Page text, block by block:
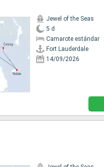
Jewel of the Seas
5 d
Camarote estándar
Fort Lauderdale
14/09/2026